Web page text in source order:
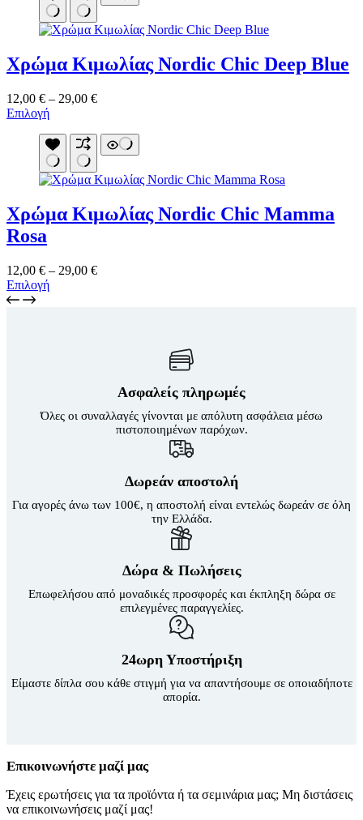
29,00 €
έχει
πολλαπλές
παραλλαγές.
επιλογές
να
επιλεγούν
στη
σελίδα
του
προϊόντος
Χρώμα Κιμωλίας Nordic Chic Deep Blue
12,00 € – 29,00 €Price
through
29,00 €
ΕπιλογήΑυτό
προϊόν
έχει
πολλαπλές
παραλλαγές.
επιλογές
μπορούν
στη
σελίδα
Χρώμα Κιμωλίας Nordic Chic Mamma
Rosa
12,00 € – 29,00 €Price
ΕπιλογήΑυτό
να
Ασφαλείς πληρωμές
Όλες οι συναλλαγές γίνονται με απόλυτη ασφάλεια μέσω
πιστοποιημένων παρόχων.
Δωρεάν αποστολή
Για αγορές άνω των 100€, η αποστολή είναι εντελώς δωρεάν σε όλη
την Ελλάδα.
Δώρα & Πωλήσεις
Επωφελήσου από μοναδικές προσφορές και έκπληξη δώρα σε
επιλεγμένες παραγγελίες.
24ωρη Υποστήριξη
Είμαστε δίπλα σου κάθε στιγμή για να απαντήσουμε σε οποιαδήποτε
απορία.
Επικοινωνήστε μαζί μας
Έχεις ερωτήσεις για τα προϊόντα ή τα σεμινάρια μας; Μη διστάσεις
να επικοινωνήσεις μαζί μας!